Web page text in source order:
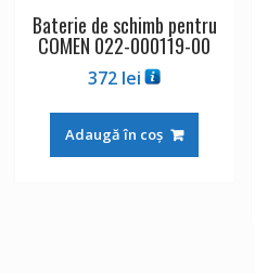
Baterie de schimb pentru
COMEN 022-000119-00
372 lei
Adaugă în coș